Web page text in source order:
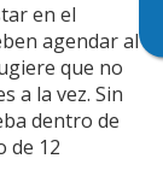
en el
agendar al
que no
a la vez. Sin
dentro de
de 12